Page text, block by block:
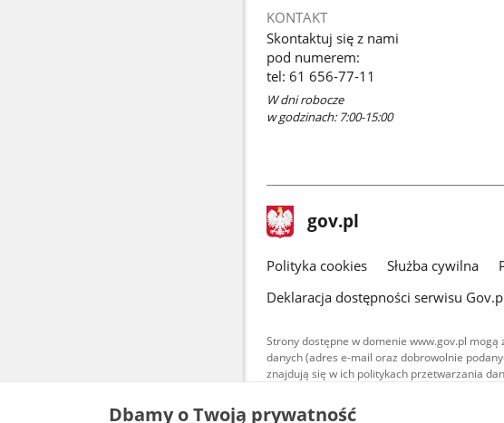
KONTAKT
Skontaktuj się z nami
pod numerem:
tel: 61 656-77-11
W dni robocze
w godzinach: 7:00-15:00
stopka
gov.pl Strona
gov.pl
gov.pl
Polityka cookies Służba cywilna
Deklaracja dostępności serwisu
Strony dostępne w domenie www.gov.pl
danych (adres e-mail oraz dobrowolnie
znajdują się w ich politykach przetwarzania
Treści tekstowe publikowane w
Dbamy o Twoją prywatność